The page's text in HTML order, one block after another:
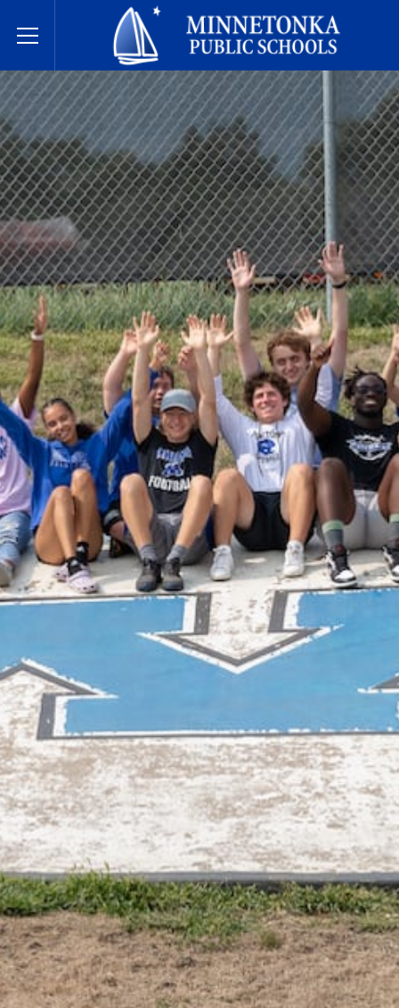
Toggle Menu
Государственные школы Миннетонки